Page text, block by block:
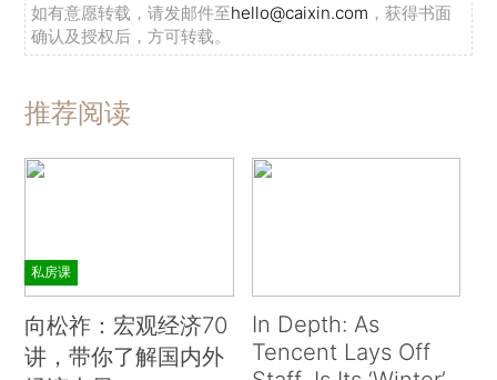
如有意愿转载，请发邮件至hello@caixin.com ，获得书面
确认及授权后，方可转载。
推荐阅读
私房课
向松祚：宏观经济70
讲，带你了解国内外
In Depth: As
Tencent Lays Off